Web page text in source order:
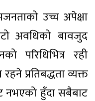
उच्च अपेक्षा
अवधिको बावजुद
परिधिभित्र रही
प्रतिबद्धता व्यक्त
हुँदा सबैबाट